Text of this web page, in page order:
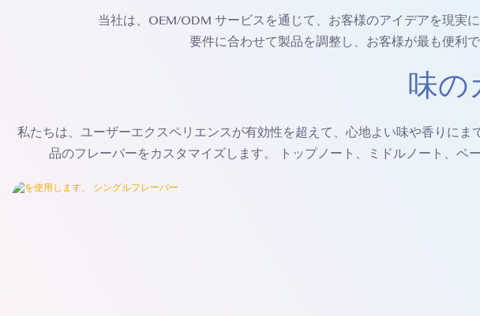
当社は、OEM/ODM サービスを通じて、お客様のアイデアを現実
要件に合わせて製品を調整し、お客様が最も便利
味の
私たちは、ユーザーエクスペリエンスが有効性を超えて、心地よい味や香りに
品のフレーバーをカスタマイズします。 トップノート、ミドルノート、ベ